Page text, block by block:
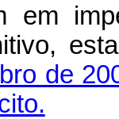
em
de